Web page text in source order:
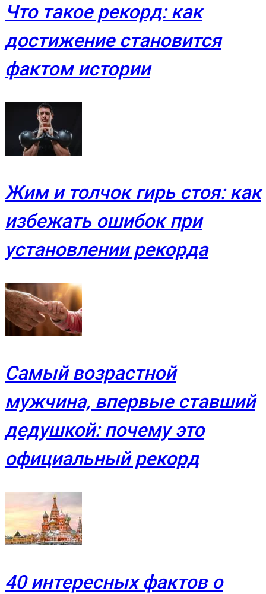
Что такое рекорд: как
достижение становится
фактом истории
Жим и толчок гирь стоя: как
избежать ошибок при
установлении рекорда
Самый возрастной
мужчина, впервые ставший
дедушкой: почему это
официальный рекорд
40 интересных фактов о